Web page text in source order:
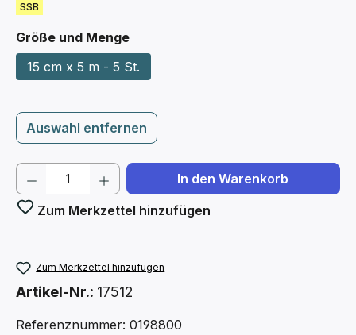
SSB
Größe und Mengeauswählen
15 cm x 5 m - 5 St.
Auswahl entfernen
Produkt Anzahl: Gib den gewünschten
In den Warenkorb
Zum Merkzettel hinzufügen
Zum Merkzettel hinzufügen
Artikel-Nr.: 17512
Referenznummer: 0198800